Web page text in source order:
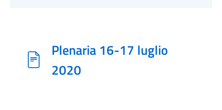
Plenaria 16-17 luglio
2020